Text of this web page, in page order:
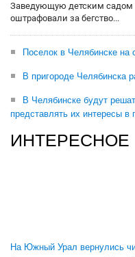
Заведующую детским садом
оштрафовали за бегство...
Поселок в Челябинске на
В пригороде Челябинска
В Челябинске будут
представлять их интересы в
ИНТЕРЕСНОЕ
На Южный Урал вернулись